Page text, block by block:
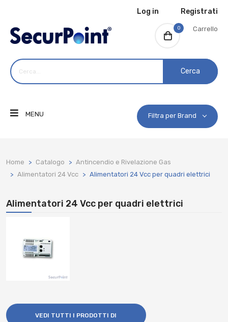
Log in Registrati
0 Carrello
Cerca
MENU Filtra per Brand
Home Catalogo
Antincendio e Rivelazione Gas
Alimentatori 24 Vcc
Alimentatori 24 Vcc per quadri elettrici
Alimentatori 24 Vcc per quadri elettrici
VEDI TUTTI I PRODOTTI DI